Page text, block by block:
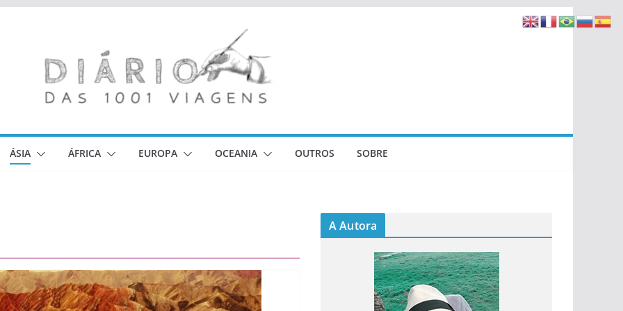
ÁSIA ÁFRICA EUROPA OCEANIA OUTROS SOBRE
A Autora